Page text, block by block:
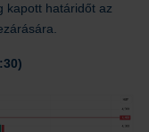
kapott határidőt az